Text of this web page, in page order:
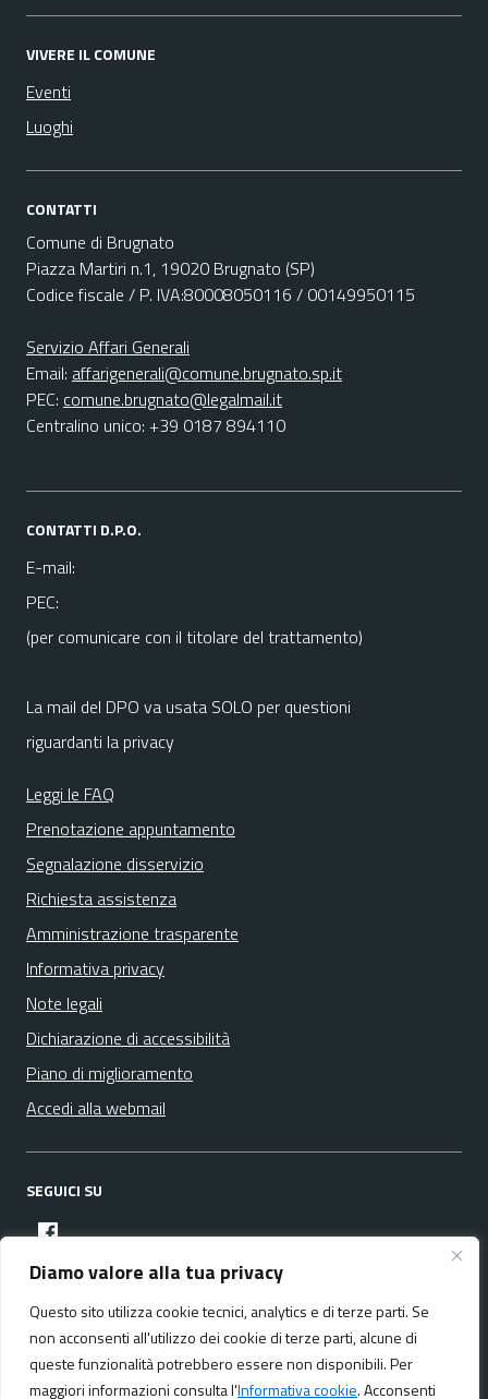
Diamo valore alla tua privacy
Questo sito utilizza cookie tecnici, analytics e di terze parti. Se
non acconsenti all'utilizzo dei cookie di terze parti, alcune di
queste funzionalità potrebbero essere non disponibili. Per
maggiori informazioni consulta l'Informativa cookie. Acconsenti
VIVERE IL COMUNE
Eventi
Luoghi
CONTATTI
Comune di Brugnato
Piazza Martiri n.1, 19020 Brugnato (SP)
Codice fiscale / P. IVA:80008050116 / 00149950115
Servizio Affari Generali
Email: affarigenerali@comune.brugnato.sp.it
PEC: comune.brugnato@legalmail.it
Centralino unico: +39 0187 894110
CONTATTI D.P.O.
E-mail:
PEC:
(per comunicare con il titolare del trattamento)
La mail del DPO va usata SOLO per questioni
riguardanti la privacy
Leggi le FAQ
Prenotazione appuntamento
Segnalazione disservizio
Richiesta assistenza
Amministrazione trasparente
Informativa privacy
Note legali
Dichiarazione di accessibilità
Piano di miglioramento
Accedi alla webmail
SEGUICI SU
facebook
Media policy Mappa del sito